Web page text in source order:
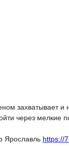
через мелкие
Ярославль https://